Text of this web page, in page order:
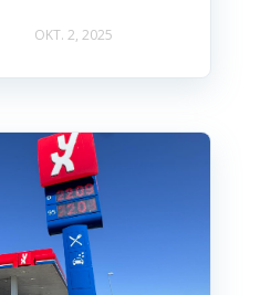
OKT. 2, 2025